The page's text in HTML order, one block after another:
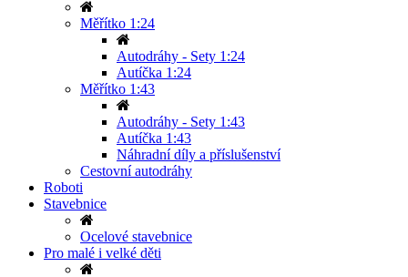
Měřítko 1:24
Autodráhy - Sety 1:24
Autíčka 1:24
Měřítko 1:43
Autodráhy - Sety 1:43
Autíčka 1:43
Náhradní díly a příslušenství
Cestovní autodráhy
Roboti
Stavebnice
Ocelové stavebnice
Pro malé i velké děti